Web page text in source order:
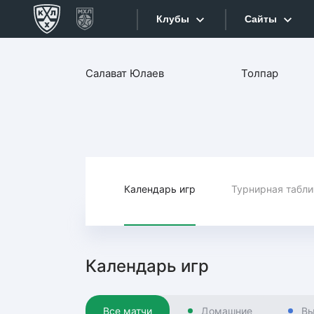
Клубы
Конференция «Запад»
Торпедо
Динамо Мн
Сайты
Сайты
Текстовые
Салават Юлаев Толпар
Календарь игр Турнирная
Календарь игр
Все матчи Домашние